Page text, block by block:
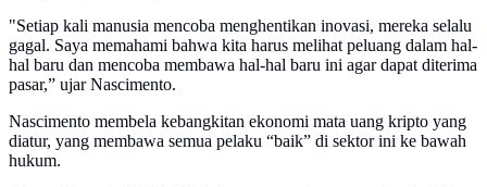
"Setiap kali manusia mencoba menghentikan inovasi, mereka selalu
gagal. Saya memahami bahwa kita harus melihat peluang dalam hal-
hal baru dan mencoba membawa hal-hal baru ini agar dapat diterima
pasar,” ujar Nascimento.
Nascimento membela kebangkitan ekonomi mata uang kripto yang
diatur, yang membawa semua pelaku “baik” di sektor ini ke bawah
hukum.